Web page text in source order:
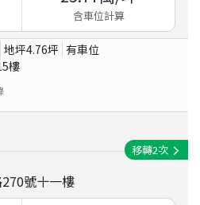
含車位計算
地坪4.76坪 有車位
樓
號十一樓
移轉2次